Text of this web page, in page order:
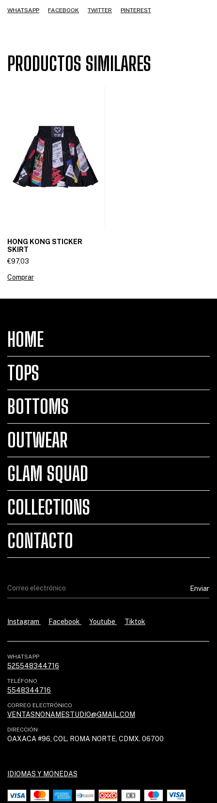
WHATSAPP FACEBOOK TWITTER PINTEREST
PRODUCTOS SIMILARES
HONG KONG STICKER
SKIRT
€97,03
Comprar
HOME
TOPS
BOTTOMS
OUTWEAR
GLAM SQUAD
COLLECTIONS
CONTACTO
Instagram Facebook Youtube Tiktok
WHATSAPP
525548344716
TELÉFONO
5548344716
CORREO ELECTRÓNICO
VENTASNONAMESTUDIO@GMAIL.COM
DIRECCIÓN
OAXACA #96, COL. ROMA NORTE, CDMX. 06700
IDIOMAS Y MONEDAS